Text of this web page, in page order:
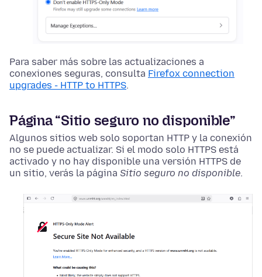
Para saber más sobre las actualizaciones a
conexiones seguras, consulta Firefox connection
upgrades - HTTP to HTTPS.
Página “Sitio seguro no disponible”
Algunos sitios web solo soportan HTTP y la conexión
no se puede actualizar. Si el modo solo HTTPS está
activado y no hay disponible una versión HTTPS de
un sitio, verás la página Sitio seguro no disponible.